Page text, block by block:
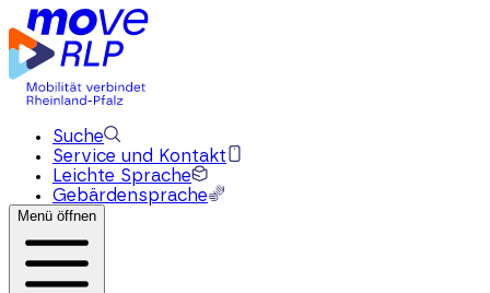
Suche
Service und Kontakt
Leichte Sprache
Gebärdensprache
Menü öffnen